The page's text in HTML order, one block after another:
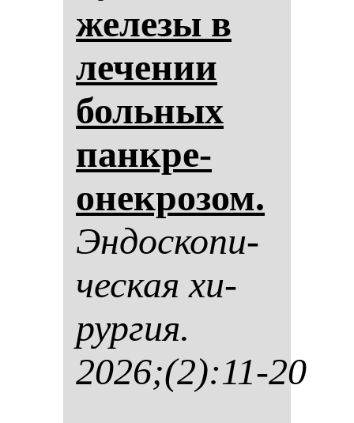
же­ле­зы в
ле­че­нии
боль­ных
пан­кре­
онек­ро­зом.
Эн­дос­ко­пи­
чес­кая хи­
рур­гия.
2026;(2):11-20